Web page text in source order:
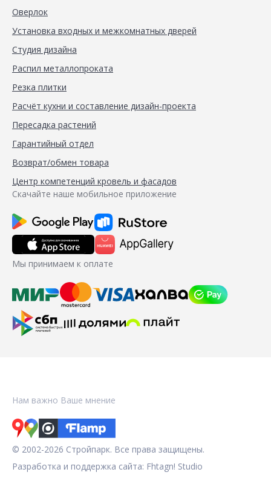
Оверлок
Установка входных и межкомнатных дверей
Студия дизайна
Распил металлопроката
Резка плитки
Расчёт кухни и составление дизайн-проекта
Пересадка растений
Гарантийный отдел
Возврат/обмен товара
Центр компетенций кровель и фасадов
Скачайте наше мобильное приложение
Мы принимаем к оплате
Нам важно Ваше мнение
© 2002-2026 Стройпарк. Все права защищены.
Разработка и поддержка сайта: Fhtagn! Studio